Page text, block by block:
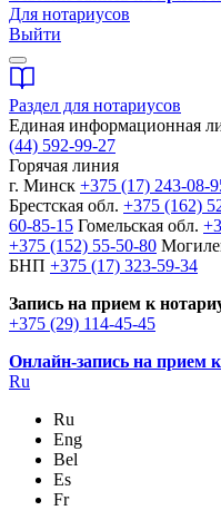
Для нотариусов
Выйти
Раздел для нотариусов
Единая информационная
(44) 592-99-27
Горячая линия
г. Минск +375 (17) 243-08-
Брестская обл. +375 (162)
60-85-15 Гомельская обл.
+375 (152) 55-50-80
БНП +375 (17) 323-59-34
Запись на прием к
+375 (29) 114-45-45
Онлайн-запись на прием
Ru
Ru
Eng
Bel
Es
Fr